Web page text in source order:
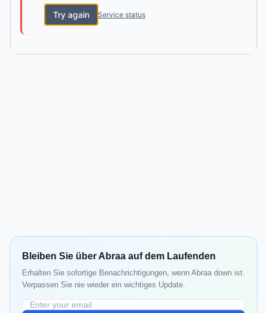
Try again Service status
Bleiben Sie über Abraa auf dem Laufenden
Erhalten Sie sofortige Benachrichtigungen, wenn Abraa down ist.
Verpassen Sie nie wieder ein wichtiges Update.